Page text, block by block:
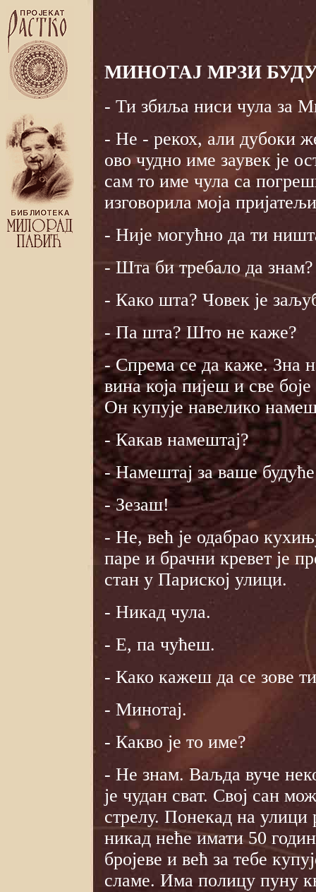
МИНОТАЈ МРЗИ
- Ти збиља ниси чула за
- Не - рекох, али дубоки
ово чудно име заувек је
сам то име чула са
изговорила моја
- Није могућно да ти
- Шта би требало да знам?
- Како шта? Човек је
- Па шта? Што не каже?
- Спрема се да каже. Зна
вина која пијеш и све
Он купује навелико
- Какав намештај?
- Намештај за ваше
- Зезаш!
- Не, већ је одабрао
паре и брачни кревет је
стан у Париској улици.
- Никад чула.
- Е, па чућеш.
- Како кажеш да се зове
- Минотај.
- Какво је то име?
- Не знам. Ваљда вуче
је чудан сват. Свој сан
стрелу. Понекад на улици
никад неће имати 50
бројеве и већ за тебе
сламе. Има полицу пуну